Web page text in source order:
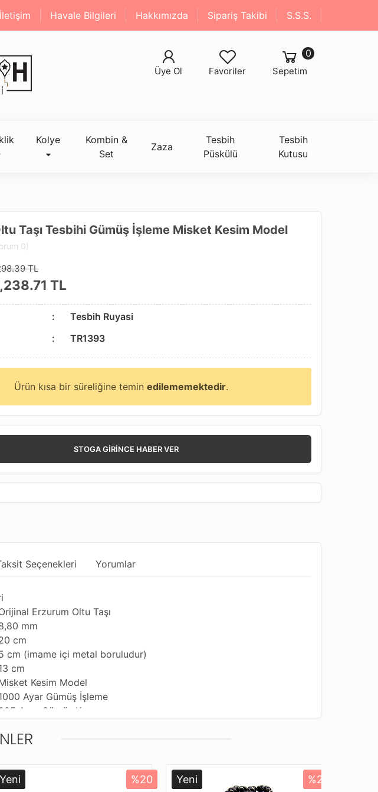
İletişim Havale Bilgileri Hakkımızda Sipariş Takibi S.S.S.
Sepetim
0
Favoriler
Üye Ol
Kolye
Kombin &
Set
Zaza
Tesbih
Püskülü
Tesbih
Kutusu
Taşı Tesbihi Gümüş İşleme Misket Kesim Model
0)
TL
TL
Tesbih Ruyasi
TR1393
Ürün kısa bir süreliğine teminedilememektedir.
STOGA GIRINCE HABER VER
Seçenekleri Yorumlar
Erzurum Oltu Taşı
mm
cm
cm (imame içi metal boruludur)
cm
Kesim Model
Ayar Gümüş İşleme
925 Ayar Gümüş Kamçı
Tekli ve Çiftli Çekime Uygun
Tesbih Kutusu
Yeni %20 Yeni %20